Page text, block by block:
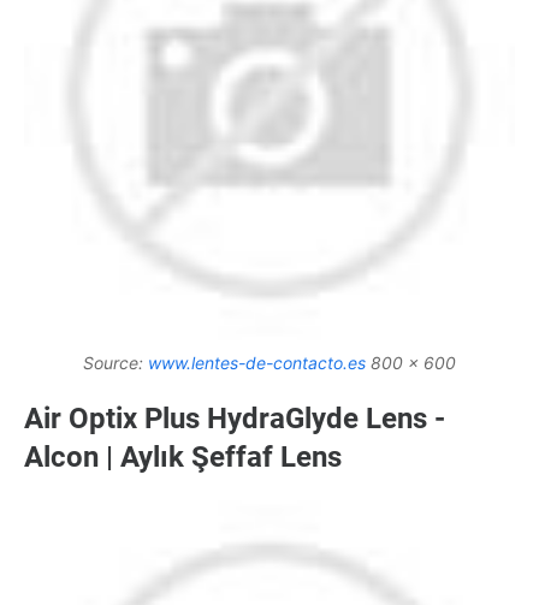
Source: www.lentes-de-contacto.es 800 x 600
Air Optix Plus HydraGlyde Lens -
Alcon | Aylık Şeffaf Lens